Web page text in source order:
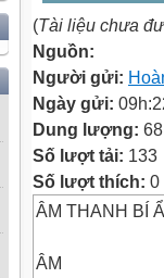
(Tài liệu chưa
Nguồn:
Người gửi:
Ngày gửi:
Dung lượng:
Số lượt tải: 133
Số lượt thích: 0
ÂM THANH BÍ
ÂM